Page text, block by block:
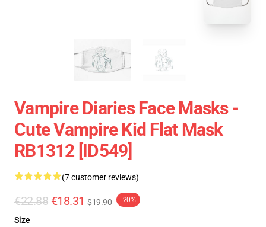
Vampire Diaries Face Masks -
Cute Vampire Kid Flat Mask
RB1312 [ID549]
(7 customer reviews)
€22.88 €18.31 $19.90 -20%
Size